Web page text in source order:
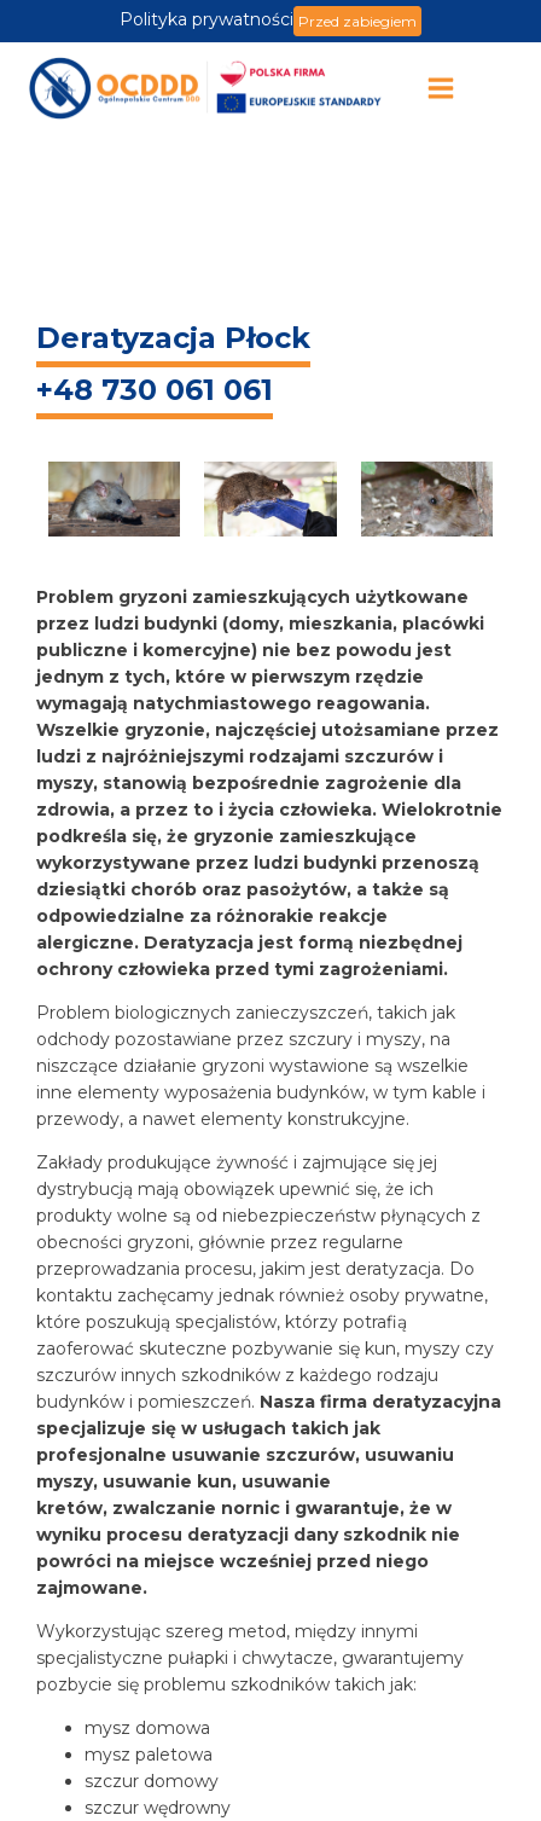
Polityka prywatności Przed zabiegiem
Deratyzacja Płock
+48 730 061 061
Problem gryzoni zamieszkujących użytkowane
przez ludzi budynki (domy, mieszkania, placówki
publiczne i komercyjne) nie bez powodu jest
jednym z tych, które w pierwszym rzędzie
wymagają natychmiastowego reagowania.
Wszelkie gryzonie, najczęściej utożsamiane przez
ludzi z najróżniejszymi rodzajami szczurów i
myszy, stanowią bezpośrednie zagrożenie dla
zdrowia, a przez to i życia człowieka. Wielokrotnie
podkreśla się, że gryzonie zamieszkujące
wykorzystywane przez ludzi budynki przenoszą
dziesiątki chorób oraz pasożytów, a także są
odpowiedzialne za różnorakie reakcje
alergiczne. Deratyzacja jest formą niezbędnej
ochrony człowieka przed tymi zagrożeniami.
Problem biologicznych zanieczyszczeń, takich jak
odchody pozostawiane przez szczury i myszy, na
niszczące działanie gryzoni wystawione są wszelkie
inne elementy wyposażenia budynków, w tym kable i
przewody, a nawet elementy konstrukcyjne.
Zakłady produkujące żywność i zajmujące się jej
dystrybucją mają obowiązek upewnić się, że ich
produkty wolne są od niebezpieczeństw płynących z
obecności gryzoni, głównie przez regularne
przeprowadzania procesu, jakim jest deratyzacja. Do
kontaktu zachęcamy jednak również osoby prywatne,
które poszukują specjalistów, którzy potrafią
zaoferować skuteczne pozbywanie się kun, myszy czy
szczurów innych szkodników z każdego rodzaju
budynków i pomieszczeń. Nasza firma deratyzacyjna
specjalizuje się w usługach takich jak
profesjonalne usuwanie szczurów, usuwaniu
myszy, usuwanie kun, usuwanie
kretów, zwalczanie nornic i gwarantuje, że w
wyniku procesu deratyzacji dany szkodnik nie
powróci na miejsce wcześniej przed niego
zajmowane.
Wykorzystując szereg metod, między innymi
specjalistyczne pułapki i chwytacze, gwarantujemy
pozbycie się problemu szkodników takich jak:
mysz domowa
mysz paletowa
szczur domowy
szczur wędrowny